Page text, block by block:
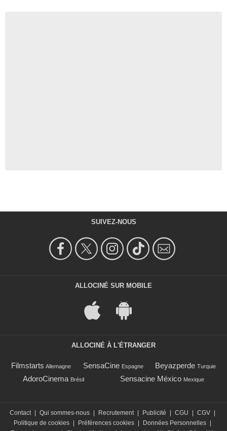
SUIVEZ-NOUS
ALLOCINÉ SUR MOBILE
ALLOCINÉ À L'ÉTRANGER
Filmstarts Allemagne SensaCine Espagne Beyazperde Turquie
AdoroCinema Brésil Sensacine México Mexique
Contact Qui sommes-nous Recrutement Publicité CGU CGV
Politique de cookies
Préférences cookies Données Personnelles